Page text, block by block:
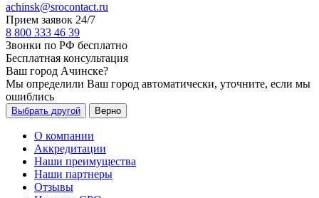
achinsk@srocontact.ru
Прием заявок 24/7
8 800 333 46 39
Звонки по РФ бесплатно
Бесплатная консультация
Ваш город Ачинске?
Мы определили Ваш город автоматически, уточните, если мы
ошиблись
Выбрать другой Верно
О компании
Аккредитации
Наши преимущества
Наши партнеры
Отзывы